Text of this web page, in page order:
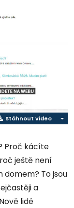
Stáhnout video
Proč kácíte
ještě není
To jsou
a
lidé